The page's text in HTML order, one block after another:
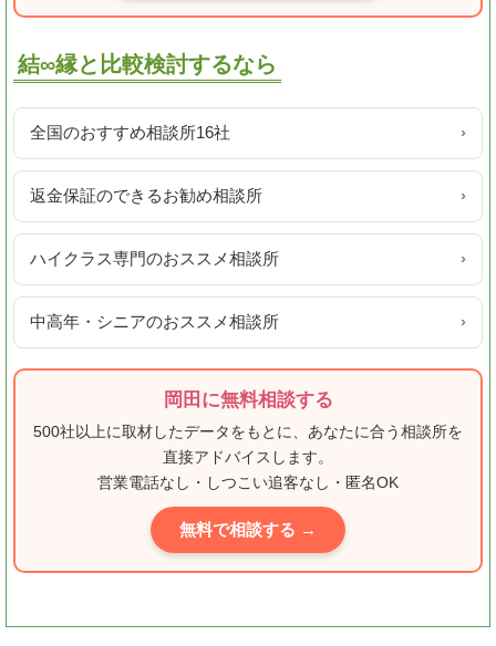
結∞縁と比較検討するなら
全国のおすすめ相談所16社 ›
返金保証のできるお勧め相談所 ›
ハイクラス専門のおススメ相談所 ›
中高年・シニアのおススメ相談所 ›
岡田に無料相談する
500社以上に取材したデータをもとに、あなたに合う相談所を
直接アドバイスします。
営業電話なし・しつこい追客なし・匿名OK
無料で相談する →